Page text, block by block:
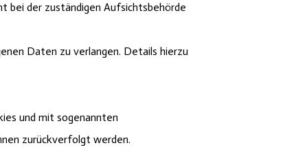
bei der zuständigen Aufsichtsbehörde
Daten zu verlangen. Details hierzu
und mit sogenannten
zurückverfolgt werden.